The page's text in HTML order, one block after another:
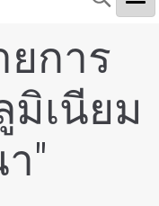
การ
มิเนียม
"